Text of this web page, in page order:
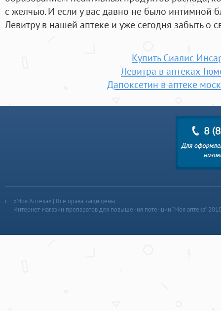
с желчью. И если у вас давно не было интимной
Левитру в нашей аптеке и уже сегодня забыть о
Купить Сиалис
Левитра в аптеках
Дапоксетин в аптеке
«Моя Аптека» | Все права защищены
Интернет-магазин препаратов для повышения потенции “Моя аптека”